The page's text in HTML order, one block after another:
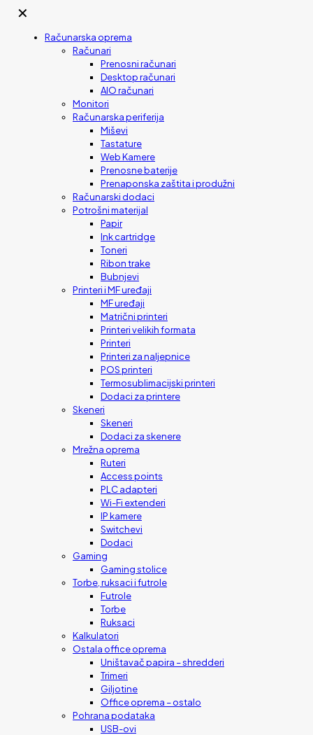
✕
Računarska oprema
Računari
Prenosni računari
Desktop računari
AIO računari
Monitori
Računarska periferija
Miševi
Tastature
Web Kamere
Prenosne baterije
Prenaponska zaštita i produžni
Računarski dodaci
Potrošni materijal
Papir
Ink cartridge
Toneri
Ribon trake
Bubnjevi
Printeri i MF uređaji
MF uređaji
Matrični printeri
Printeri velikih formata
Printeri
Printeri za naljepnice
POS printeri
Termosublimacijski printeri
Dodaci za printere
Skeneri
Skeneri
Dodaci za skenere
Mrežna oprema
Ruteri
Access points
PLC adapteri
Wi-Fi extenderi
IP kamere
Switchevi
Dodaci
Gaming
Gaming stolice
Torbe, ruksaci i futrole
Futrole
Torbe
Ruksaci
Kalkulatori
Ostala office oprema
Uništavač papira – shredderi
Trimeri
Giljotine
Office oprema – ostalo
Pohrana podataka
USB-ovi